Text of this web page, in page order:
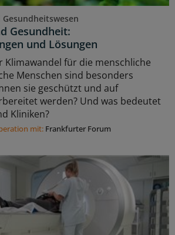
Gesundheit:
und Lösungen
Klimawandel für die menschliche
Menschen sind besonders
sie geschützt und auf
werden? Und was bedeutet
Kliniken?
mit: Frankfurter Forum